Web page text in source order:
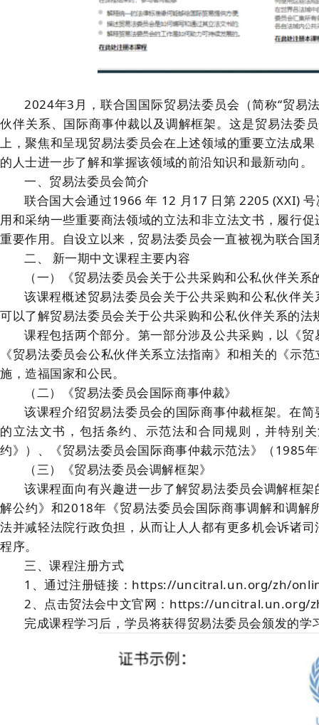
2024年3月，联合国国际贸易法委员会（简称“贸易
伙伴关系、国际商事仲裁以及调解框架。这是贸易法委
上，聚焦和呈现贸易法委员会在上述领域的重要立法成
的人士进一步了解和掌握该领域的前沿知识和最新动向
一、贸易法委员会简介
联合国大会通过1966 年 12 月17 日第 2205 (XXI)
用和采纳一些重要商法领域的立法和非立法文书，履行
重要作用。自设立以来，贸易法委员会一直被视为联合
二、 新一期中文课程主要内容
（一）《贸易法委员会关于公共采购和公私伙伴关系
该课程概述贸易法委员会关于公共采购和公私伙伴
可以了解贸易法委员会关于公共采购和公私伙伴关系的
课程包括两个部分。第一部分涉及公共采购，以《
《贸易法委员会公私伙伴关系立法指南》和相关的《示
施，造福国家和公民。
（二）《贸易法委员会国际商事仲裁》
该课程介绍贸易法委员会的国际商事仲裁框架。在
的立法文书，包括条约、示范法和合同规则，并特别
约》）、《贸易法委员会国际商事仲裁示范法》（1985
（三）《贸易法委员会调解框架》
该课程面向有兴趣进一步了解贸易法委员会调解框
解公约》和2018年《贸易法委员会国际商事调解和调
法并减轻法院行政负担，从而让人人都有更多机会诉诸
程序。
三、课程注册方式
1、通过注册链接：https://uncitral.un.org/zh/
2、点击贸法会中文官网：https://uncitral.un.org/
完成课程学习后，学员将获得贸易法委员会颁发的学